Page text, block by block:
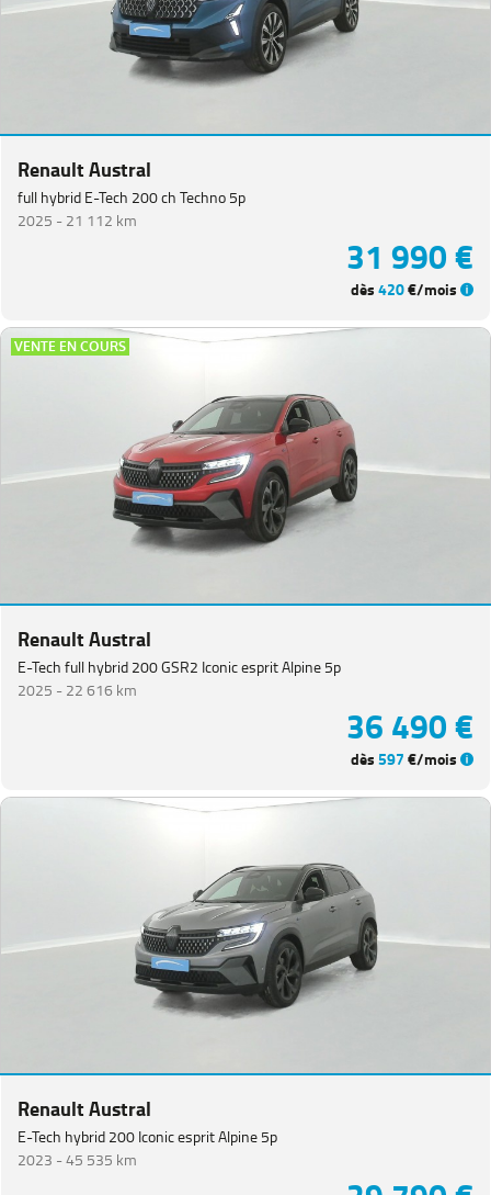
Renault Austral
full hybrid E-Tech 200 ch Techno 5p
2025 -21 112 km
31 990 €
dès420€/mois
VENTE EN COURS
Renault Austral
E-Tech full hybrid 200 GSR2 Iconic esprit Alpine 5p
2025 -22 616 km
36 490 €
dès597€/mois
Renault Austral
E-Tech hybrid 200 Iconic esprit Alpine 5p
2023 -45 535 km